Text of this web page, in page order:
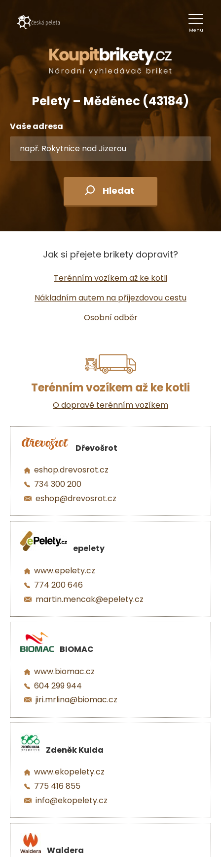
Menu
Pelety – Měděnec (43184)
Vaše adresa
Hledat
Jak si přejete brikety dopravit?
Terénním vozíkem až ke kotli
Nákladním autem na příjezdovou cestu
Osobní odběr
Terénním vozíkem až ke kotli
O dopravě terénním vozíkem
Dřevošrot
eshop.drevosrot.cz
734 300 200
eshop@drevosrot.cz
epelety
www.epelety.cz
774 200 646
martin.mencak@epelety.cz
BIOMAC
www.biomac.cz
604 299 944
jiri.mrlina@biomac.cz
Zdeněk Kulda
www.ekopelety.cz
775 416 855
info@ekopelety.cz
Waldera